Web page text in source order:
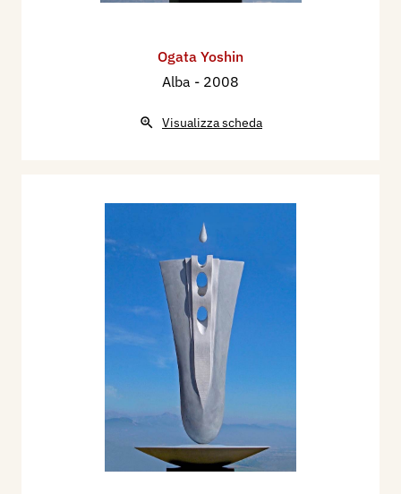
Ogata Yoshin
Alba - 2008
Visualizza scheda